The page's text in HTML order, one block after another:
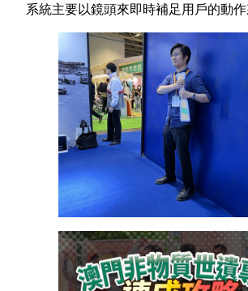
系統主要以鏡頭來即時補足用戶的動作